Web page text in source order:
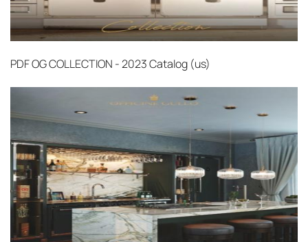
PDFOG COLLECTION - 2023 Catalog (us)‎